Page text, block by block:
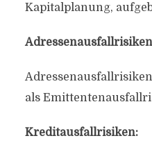
Kapitalplanung,
als
Kreditausfallrisiken: